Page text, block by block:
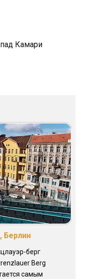
Камари
Берлин
берг
Berg
самым